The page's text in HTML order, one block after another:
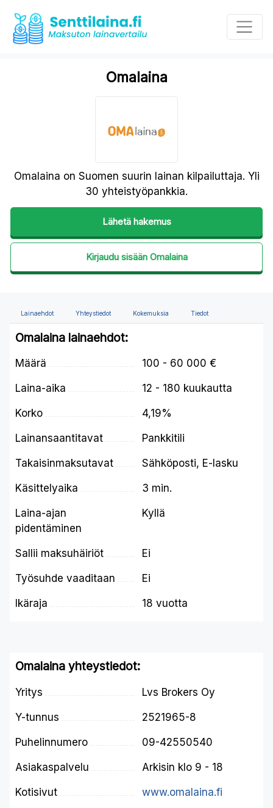
Omalaina
Omalaina on Suomen suurin lainan kilpailuttaja. Yli
30 yhteistyöpankkia.
Lähetä hakemus
Kirjaudu sisään Omalaina
Lainaehdot Yhteystiedot Kokemuksia Tiedot
Omalaina lainaehdot:
Määrä 100 - 60 000 €
Laina-aika 12 - 180 kuukautta
Korko 4,19%
Lainansaantitavat Pankkitili
Takaisinmaksutavat Sähköposti, E-lasku
Käsittelyaika 3 min.
Laina-ajan
pidentäminen
Kyllä
Sallii maksuhäiriöt Ei
Työsuhde vaaditaan Ei
Ikäraja 18 vuotta
Omalaina yhteystiedot:
Yritys Lvs Brokers Oy
Y-tunnus 2521965-8
Puhelinnumero 09-42550540
Asiakaspalvelu Arkisin klo 9 - 18
Kotisivut www.omalaina.fi